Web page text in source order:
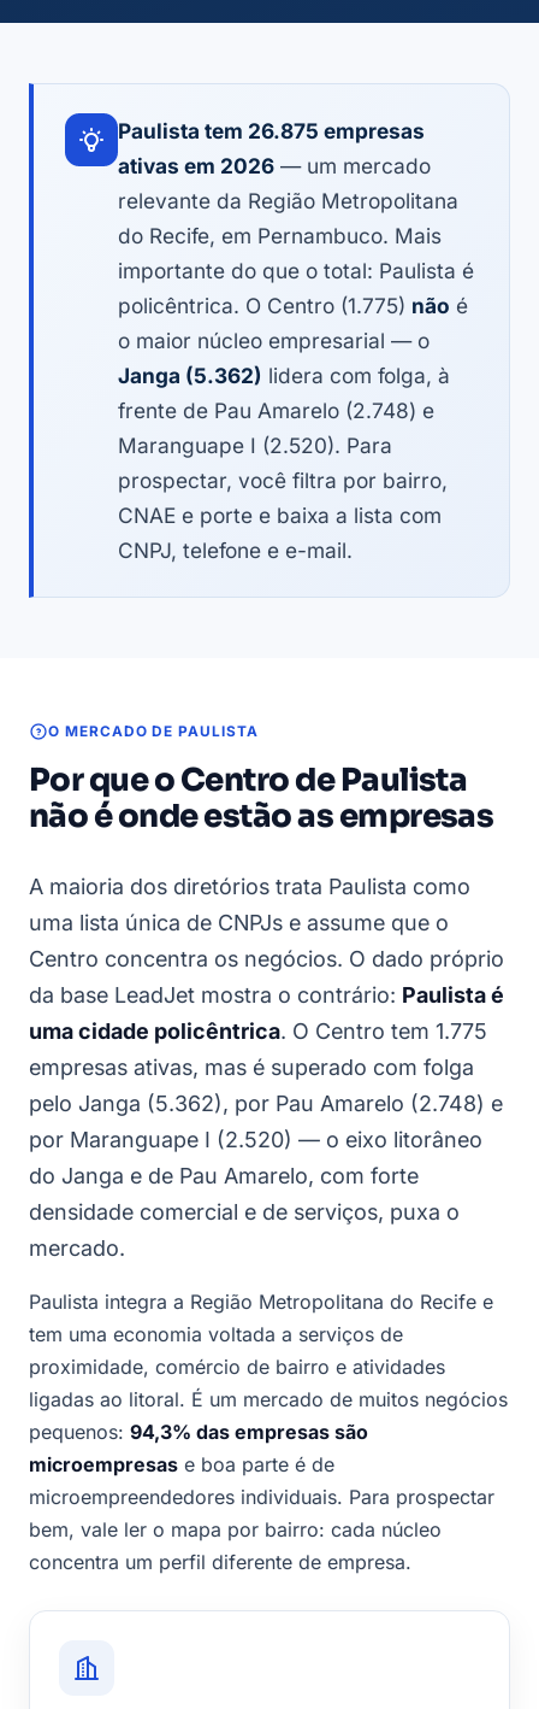
Paulista tem 26.875 empresas
ativas em 2026 — um mercado
relevante da Região Metropolitana
do Recife, em Pernambuco. Mais
importante do que o total: Paulista é
policêntrica. O Centro (1.775) não é
o maior núcleo empresarial — o
Janga (5.362) lidera com folga, à
frente de Pau Amarelo (2.748) e
Maranguape I (2.520). Para
prospectar, você filtra por bairro,
CNAE e porte e baixa a lista com
CNPJ, telefone e e-mail.
O MERCADO DE PAULISTA
Por que o Centro de Paulista
não é onde estão as empresas
A maioria dos diretórios trata Paulista como
uma lista única de CNPJs e assume que o
Centro concentra os negócios. O dado próprio
da base LeadJet mostra o contrário: Paulista é
uma cidade policêntrica. O Centro tem 1.775
empresas ativas, mas é superado com folga
pelo Janga (5.362), por Pau Amarelo (2.748) e
por Maranguape I (2.520) — o eixo litorâneo
do Janga e de Pau Amarelo, com forte
densidade comercial e de serviços, puxa o
mercado.
Paulista integra a Região Metropolitana do Recife e
tem uma economia voltada a serviços de
proximidade, comércio de bairro e atividades
ligadas ao litoral. É um mercado de muitos negócios
pequenos: 94,3% das empresas são
microempresas e boa parte é de
microempreendedores individuais. Para prospectar
bem, vale ler o mapa por bairro: cada núcleo
concentra um perfil diferente de empresa.